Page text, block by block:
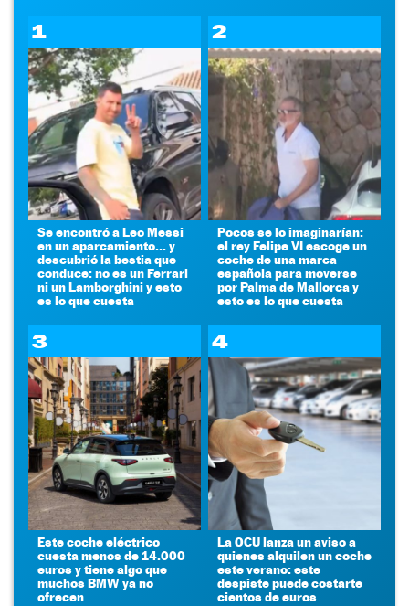
1
Se encontró a Leo Messi
en un aparcamiento... y
descubrió la bestia que
conduce: no es un Ferrari
ni un Lamborghini y esto
es lo que cuesta
2
Pocos se lo imaginarían:
el rey Felipe VI escoge un
coche de una marca
española para moverse
por Palma de Mallorca y
esto es lo que cuesta
3
Este coche eléctrico
cuesta menos de 14.000
euros y tiene algo que
muchos BMW ya no
ofrecen
4
La OCU lanza un aviso a
quienes alquilen un coche
este verano: este
despiste puede costarte
cientos de euros